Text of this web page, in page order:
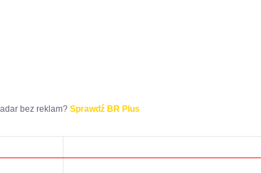
bez reklam? Sprawdź BR Plus